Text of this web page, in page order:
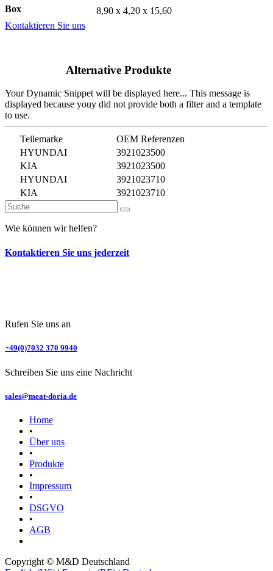
Box
8,90 x 4,20 x 15,60
Kontaktieren Sie uns
Alternative Produkte
Your Dynamic Snippet will be displayed here... This message is
displayed because youy did not provide both a filter and a template
to use.
Teilemarke
OEM Referenzen
HYUNDAI
3921023500
KIA
3921023500
HYUNDAI
3921023710
KIA
3921023710
Wie können wir helfen?
Kontaktieren Sie uns jederzeit
Rufen Sie uns an
+49(0)7​032 370 9940
Schreiben Sie uns eine Nachricht
sales@meat-doria.de
Home
•
Über uns
•
Produkte
•
Impressum
•
DSGVO
•
AGB
Copyright © M&D Deutschland